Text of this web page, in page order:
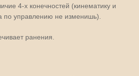
4-х конечностей (кинематику и
по управлению не изменишь).
ранения.